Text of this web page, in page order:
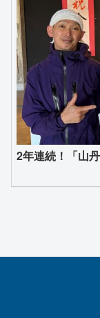
2年連続！「山